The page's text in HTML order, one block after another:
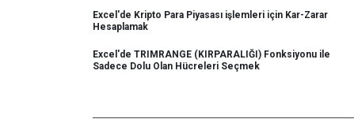
Excel'de Kripto Para Piyasası işlemleri için Kar-Zarar
Hesaplamak
Excel'de TRIMRANGE (KIRPARALIĞI) Fonksiyonu ile
Sadece Dolu Olan Hücreleri Seçmek